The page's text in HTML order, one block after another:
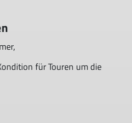
für Touren um die